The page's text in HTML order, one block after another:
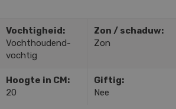
Vochtigheid:
Vochthoudend-
vochtig
Zon / schaduw:
Zon
Hoogte in CM:
20
Giftig:
Nee